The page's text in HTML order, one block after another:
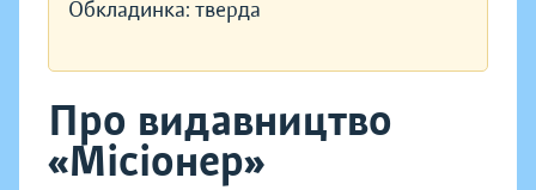
Обкладинка: тверда
Про видавництво
«Місіонер»